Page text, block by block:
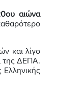
αιώνα
και λίγο
της ΔΕΠΑ.